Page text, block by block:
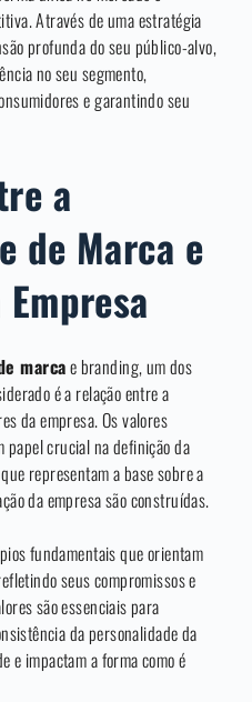
Através de uma estratégia
profunda do seu público-alvo,
no seu segmento,
e garantindo seu
a
de Marca e
marcae branding, um dos
é a relação entre a
da empresa. Os valores
papel crucial na definição da
representam a base sobre a
da empresa são construídas.
fundamentais que orientam
seus compromissos e
são essenciais para
da personalidade da
e impactam a forma como é